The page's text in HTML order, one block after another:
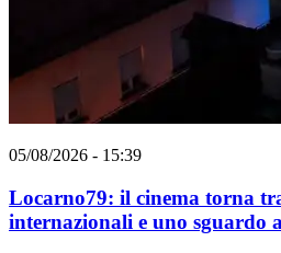
05/08/2026 - 15:39
Locarno79: il cinema torna
internazionali e uno sguardo